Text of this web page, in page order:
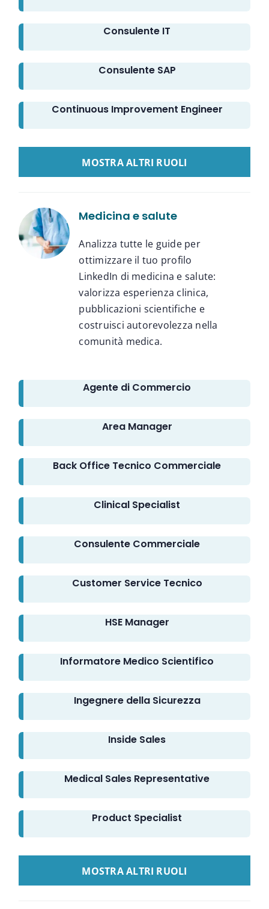
Consulente IT
Consulente SAP
Continuous Improvement Engineer
Medicina e salute
Analizza tutte le guide per
ottimizzare il tuo profilo
LinkedIn di medicina e salute:
valorizza esperienza clinica,
pubblicazioni scientifiche e
costruisci autorevolezza nella
comunità medica.
Agente di Commercio
Area Manager
Back Office Tecnico Commerciale
Clinical Specialist
Consulente Commerciale
Customer Service Tecnico
HSE Manager
Informatore Medico Scientifico
Ingegnere della Sicurezza
Inside Sales
Medical Sales Representative
Product Specialist